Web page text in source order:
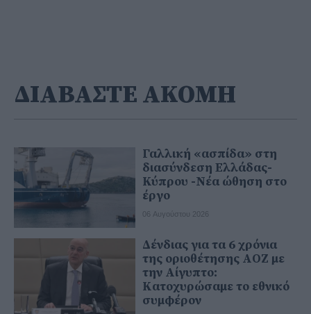
ΔΙΑΒΑΣΤΕ ΑΚΟΜΗ
Γαλλική «ασπίδα» στη
διασύνδεση Ελλάδας-
Κύπρου -Νέα ώθηση στο
έργο
06 Αυγούστου 2026
Δένδιας για τα 6 χρόνια
της οριοθέτησης ΑΟΖ με
την Αίγυπτο:
Κατοχυρώσαμε το εθνικό
συμφέρον